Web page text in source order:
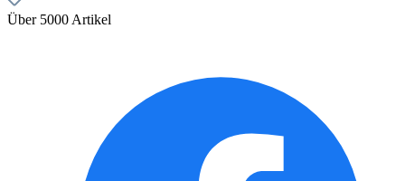
Über 5000 Artikel